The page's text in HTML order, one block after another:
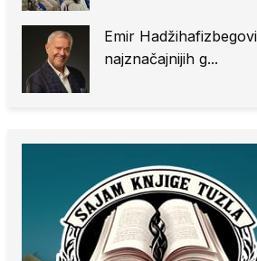
Emir
najznačajnijih g...